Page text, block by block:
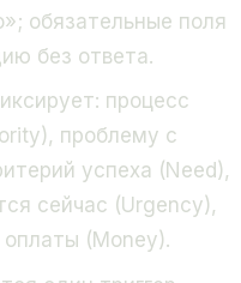
обязательные поля
без ответа.
процесс
проблему с
успеха (Need),
сейчас (Urgency),
(Money).